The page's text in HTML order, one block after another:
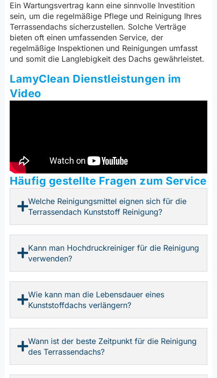
Ein Wartungsvertrag kann eine sinnvolle Investition
sein, um die regelmäßige Pflege und Reinigung Ihres
Terrassendachs sicherzustellen. Solche Verträge
bieten oft einen umfassenden Service, der
regelmäßige Inspektionen und Reinigungen umfasst
und somit die Langlebigkeit des Dachs gewährleistet.
LamyClean Dienstleistungen im
Video
Häufig gestellte Fragen zum Service
Welche Reinigungsmittel eignen sich für die
Terrassendach Kunststoff Reinigung?
Kann man Hochdruckreiniger für die Reinigung
verwenden?
Wie kann man die Lebensdauer eines
Kunststoffdachs verlängern?
Wann ist der beste Zeitpunkt für die Reinigung
des Terrassendachs?